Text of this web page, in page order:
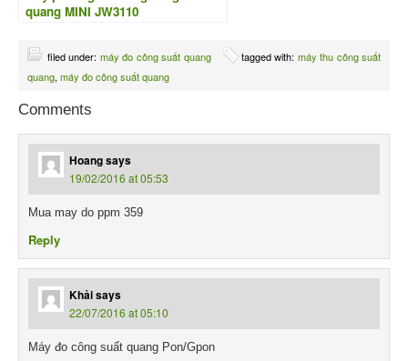
quang MINI JW3110
filed under: máy đo công suất quang tagged with: máy thu công suất
quang, máy đo công suất quang
Comments
Hoangsays
19/02/2016 at 05:53
Mua may do ppm 359
Reply
Khảisays
22/07/2016 at 05:10
Máy đo công suất quang Pon/Gpon